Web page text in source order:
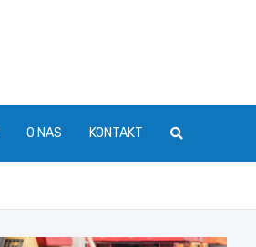
O NAS KONTAKT